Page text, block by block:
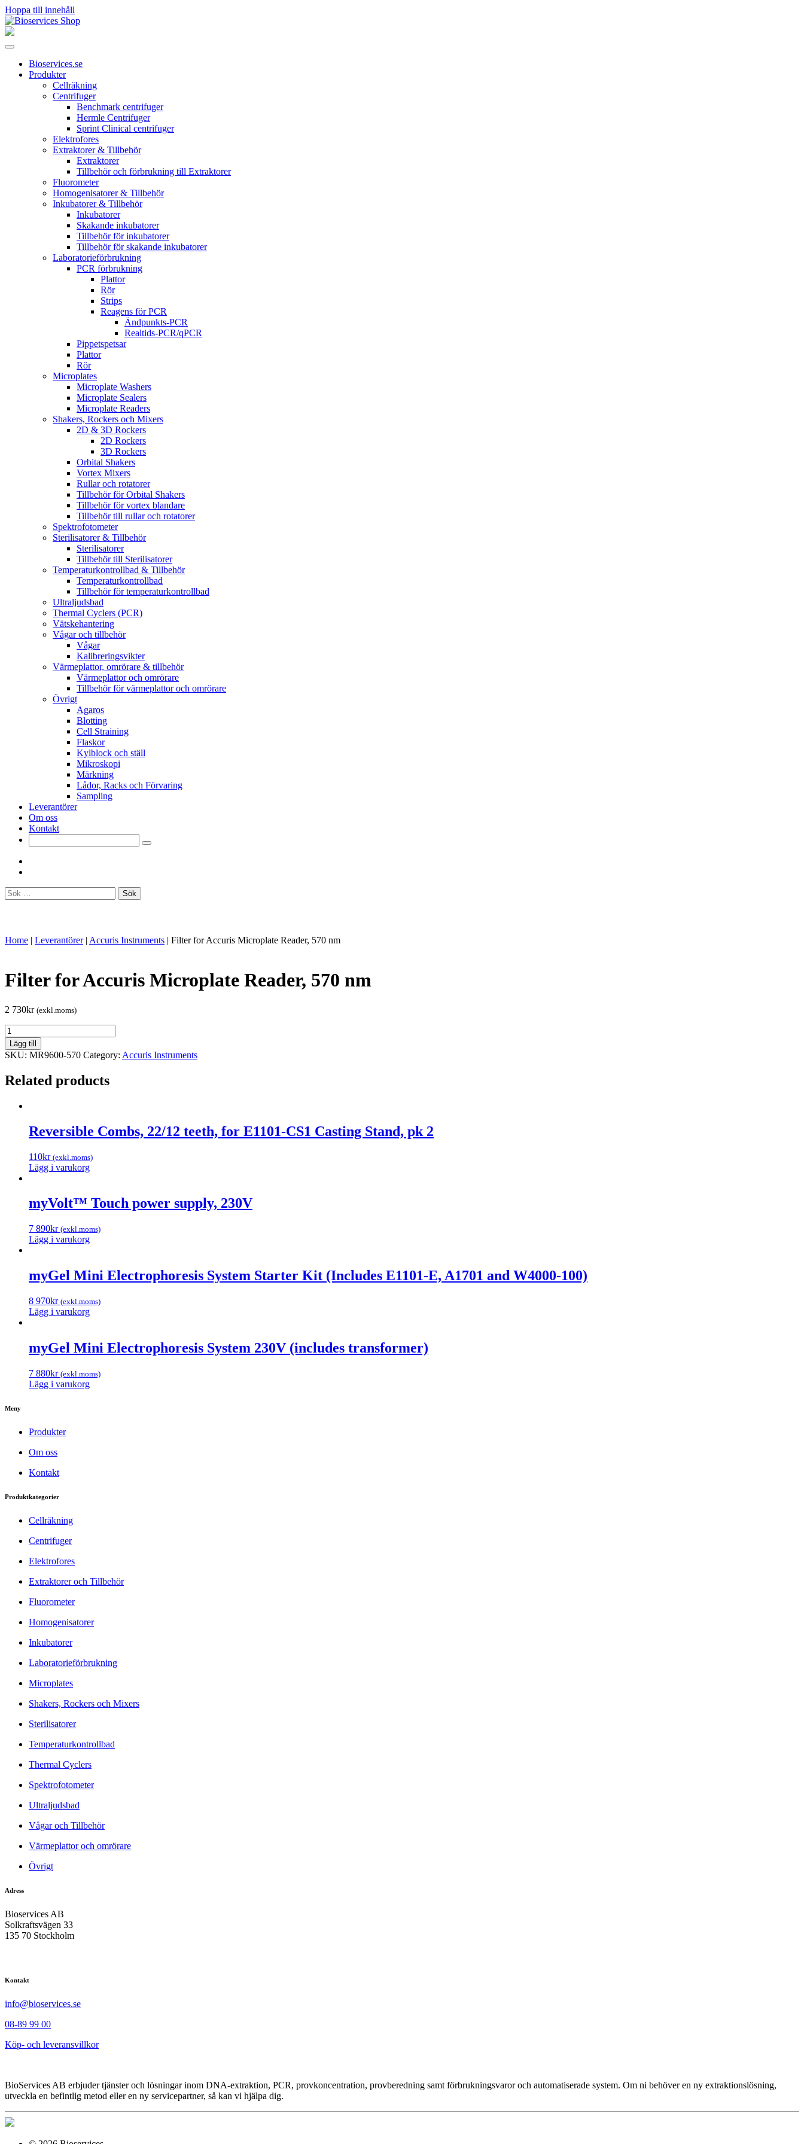
Hoppa till innehåll
Huvudnavigering
Bioservices.se
Produkter
Cellräkning
Centrifuger
Benchmark centrifuger
Hermle Centrifuger
Sprint Clinical centrifuger
Elektrofores
Extraktorer & Tillbehör
Extraktorer
Tillbehör och förbrukning till Extraktorer
Fluorometer
Homogenisatorer & Tillbehör
Inkubatorer & Tillbehör
Inkubatorer
Skakande inkubatorer
Tillbehör för inkubatorer
Tillbehör för skakande inkubatorer
Laboratorieförbrukning
PCR förbrukning
Plattor
Rör
Strips
Reagens för PCR
Ändpunkts-PCR
Realtids-PCR/qPCR
Pippetspetsar
Plattor
Rör
Microplates
Microplate Washers
Microplate Sealers
Microplate Readers
Shakers, Rockers och Mixers
2D & 3D Rockers
2D Rockers
3D Rockers
Orbital Shakers
Vortex Mixers
Rullar och rotatorer
Tillbehör för Orbital Shakers
Tillbehör för vortex blandare
Tillbehör till rullar och rotatorer
Spektrofotometer
Sterilisatorer & Tillbehör
Sterilisatorer
Tillbehör till Sterilisatorer
Temperaturkontrollbad & Tillbehör
Temperaturkontrollbad
Tillbehör för temperaturkontrollbad
Ultraljudsbad
Thermal Cyclers (PCR)
Vätskehantering
Vågar och tillbehör
Vågar
Kalibreringsvikter
Värmeplattor, omrörare & tillbehör
Värmeplattor och omrörare
Tillbehör för värmeplattor och omrörare
Övrigt
Agaros
Blotting
Cell Straining
Flaskor
Kylblock och ställ
Mikroskopi
Märkning
Lådor, Racks och Förvaring
Sampling
Leverantörer
Om oss
Kontakt
Sök
efter:
Home | Leverantörer | Accuris Instruments | Filter for Accuris Microplate Reader, 570 nm
Filter for Accuris Microplate Reader, 570 nm
2 730kr (exkl.moms)
Filter
for
Accuris
Microplate
570
quantity
Lägg till
SKU: MR9600-570 Category: Accuris Instruments
Related products
Reversible Combs, 22/12 teeth, for E1101-CS1 Casting Stand, pk 2
110kr (exkl.moms)
Lägg i varukorg
myVolt™ Touch power supply, 230V
7 890kr (exkl.moms)
Lägg i varukorg
myGel Mini Electrophoresis System Starter Kit (Includes E1101-E, A1701 and W4000-100)
8 970kr (exkl.moms)
Lägg i varukorg
myGel Mini Electrophoresis System 230V (includes transformer)
7 880kr (exkl.moms)
Lägg i varukorg
Meny
Produkter
Om oss
Kontakt
Produktkategorier
Cellräkning
Centrifuger
Elektrofores
Extraktorer och Tillbehör
Fluorometer
Homogenisatorer
Inkubatorer
Laboratorieförbrukning
Microplates
Shakers, Rockers och Mixers
Sterilisatorer
Temperaturkontrollbad
Thermal Cyclers
Spektrofotometer
Ultraljudsbad
Vågar och Tillbehör
Värmeplattor och omrörare
Övrigt
Adress
Bioservices AB
Solkraftsvägen 33
135 70 Stockholm
Kontakt
info@bioservices.se
08-89 99 00
Köp- och leveransvillkor
BioServices AB erbjuder tjänster och lösningar inom DNA-extraktion, PCR, provkoncentration, provberedning samt förbrukningsvaror och automatiserade system. Om ni behöver en ny extraktionslösning,
utveckla en befintlig metod eller en ny servicepartner, så kan vi hjälpa dig.